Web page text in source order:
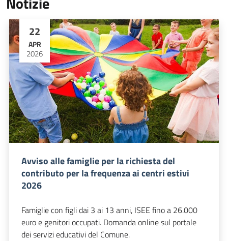
22
APR
2026
Avviso alle famiglie per la richiesta del
contributo per la frequenza ai centri estivi
2026
Famiglie con figli dai 3 ai 13 anni, ISEE fino a 26.000
euro e genitori occupati. Domanda online sul portale
dei servizi educativi del Comune.